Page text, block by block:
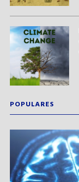
POPULARES